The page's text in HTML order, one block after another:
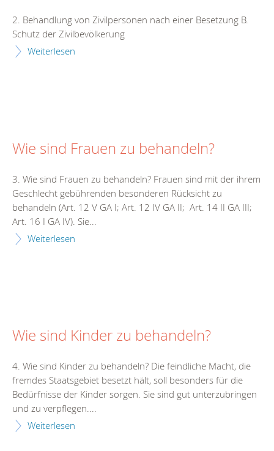
2. Behandlung von Zivilpersonen nach einer Besetzung B.
Schutz der Zivilbevölkerung
Weiterlesen
Wie sind Frauen zu behandeln?
3. Wie sind Frauen zu behandeln? Frauen sind mit der ihrem
Geschlecht gebührenden besonderen Rücksicht zu
behandeln (Art. 12 V GA I; Art. 12 IV GA II; Art. 14 II GA III;
Art. 16 I GA IV). Sie...
Weiterlesen
Wie sind Kinder zu behandeln?
4. Wie sind Kinder zu behandeln? Die feindliche Macht, die
fremdes Staatsgebiet besetzt hält, soll besonders für die
Bedürfnisse der Kinder sorgen. Sie sind gut unterzubringen
und zu verpflegen....
Weiterlesen